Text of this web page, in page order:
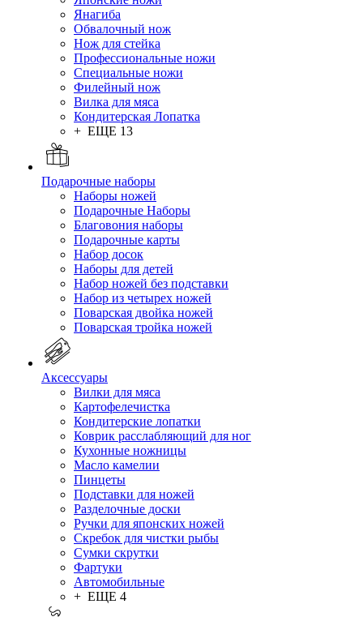
Янагиба
Обвалочный нож
Нож для стейка
Профессиональные ножи
Специальные ножи
Филейный нож
Вилка для мяса
Кондитерская Лопатка
+ ЕЩЕ 13
Подарочные наборы
Наборы ножей
Подарочные Наборы
Благовония наборы
Подарочные карты
Набор досок
Наборы для детей
Набор ножей без подставки
Набор из четырех ножей
Поварская двойка ножей
Поварская тройка ножей
Аксессуары
Вилки для мяса
Картофелечистка
Кондитерские лопатки
Коврик расслабляющий для ног
Кухонные ножницы
Масло камелии
Пинцеты
Подставки для ножей
Разделочные доски
Ручки для японских ножей
Скребок для чистки рыбы
Сумки скрутки
Фартуки
Автомобильные
+ ЕЩЕ 4